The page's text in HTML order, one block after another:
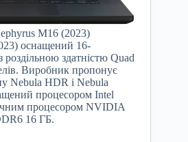
M16 (2023)
оснащений 16-
здатністю Quad
Виробник пропонує
Nebula HDR і Nebula
процесором Intel
процесором NVIDIA
16 ГБ.